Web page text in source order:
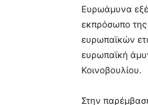
Ευρωάμυνα
εκπρόσωπο της
ευρωπαϊκών
ευρωπαϊκή
Κοινοβουλίου.
Στην